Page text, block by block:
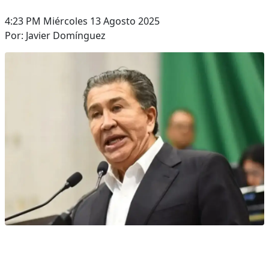
4:23 PM Miércoles 13 Agosto 2025
Por: Javier Domínguez